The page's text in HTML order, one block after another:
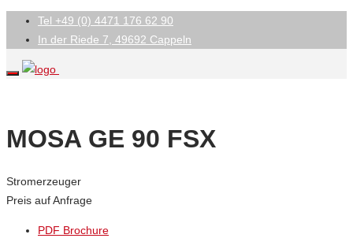
Tel +49 (0) 4471 176 62 90
In der Riede 7, 49692 Cappeln
MOSA GE 90 FSX
Stromerzeuger
Preis auf Anfrage
PDF Brochure